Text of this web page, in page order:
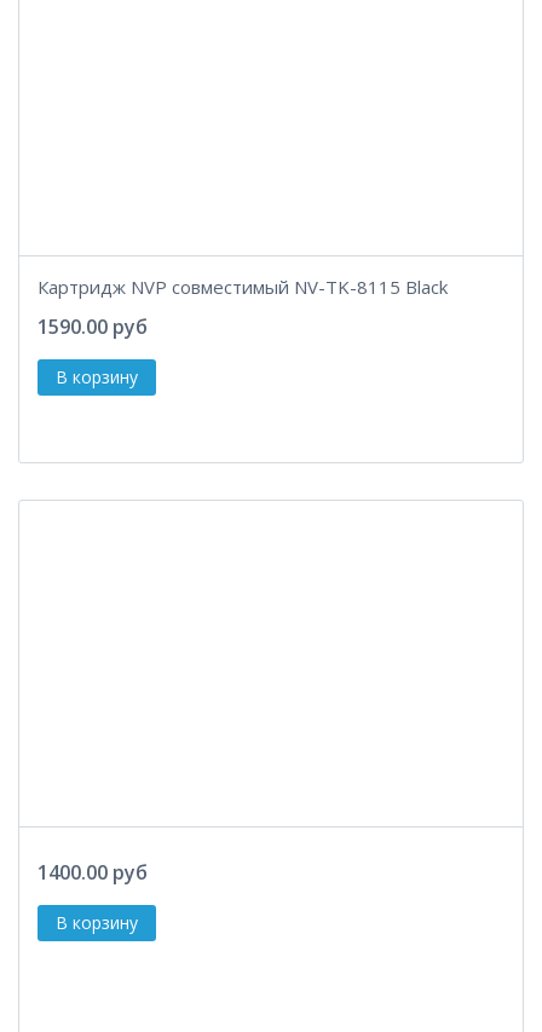
Картридж NVP совместимый NV-TK-8115 Black
1590.00 руб
1400.00 руб